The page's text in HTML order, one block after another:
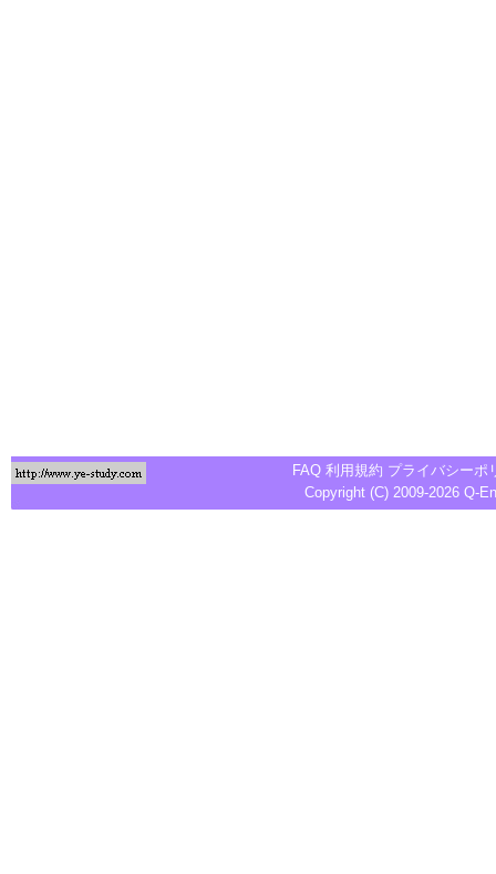
FAQ 利用規約 プライバシーポ
Copyright (C) 2009-2026 Q-